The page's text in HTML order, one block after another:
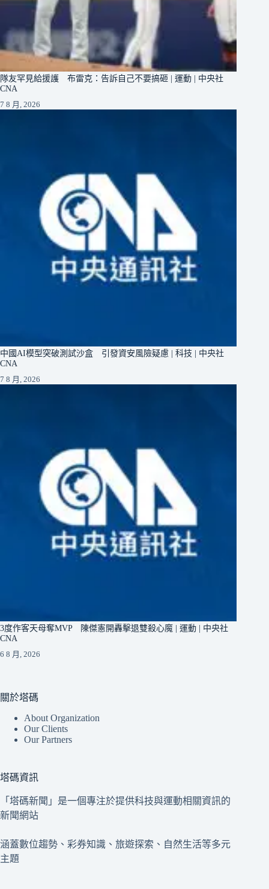
隊友罕見給援護 布雷克：告訴自己不要搞砸 | 運動 | 中央社
CNA
7 8 月, 2026
中國AI模型突破測試沙盒 引發資安風險疑慮 | 科技 | 中央社
CNA
7 8 月, 2026
3度作客天母奪MVP 陳傑憲開轟擊退雙殺心魔 | 運動 | 中央社
CNA
6 8 月, 2026
關於塔碼
About Organization
Our Clients
Our Partners
塔碼資訊
「塔碼新聞」是一個專注於提供科技與運動相關資訊的
新聞網站
涵蓋數位趨勢、彩券知識、旅遊探索、自然生活等多元
主題